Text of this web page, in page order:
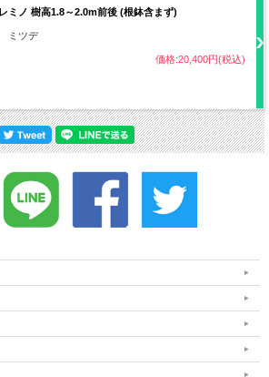
度 中
ミノ 樹高1.8～2.0m前後 (根鉢含まず)
ミツデ
価格:20,400円(税込)